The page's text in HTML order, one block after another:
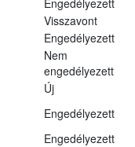
Engedélyezett
Visszavont
Engedélyezett
Nem
engedélyezett
Új
Engedélyezett
Engedélyezett